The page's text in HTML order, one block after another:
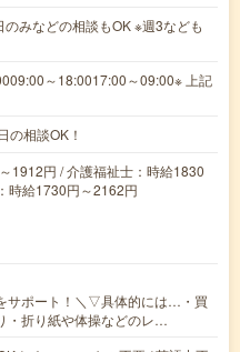
みなどの相談もOK ※週3なども
～18:0017:00～09:00※ 上記
相談OK！
1912円 / 介護福祉士：時給1830
時給1730円～2162円
サポート！＼▽具体的には…・買
・折り紙や体操などのレ…